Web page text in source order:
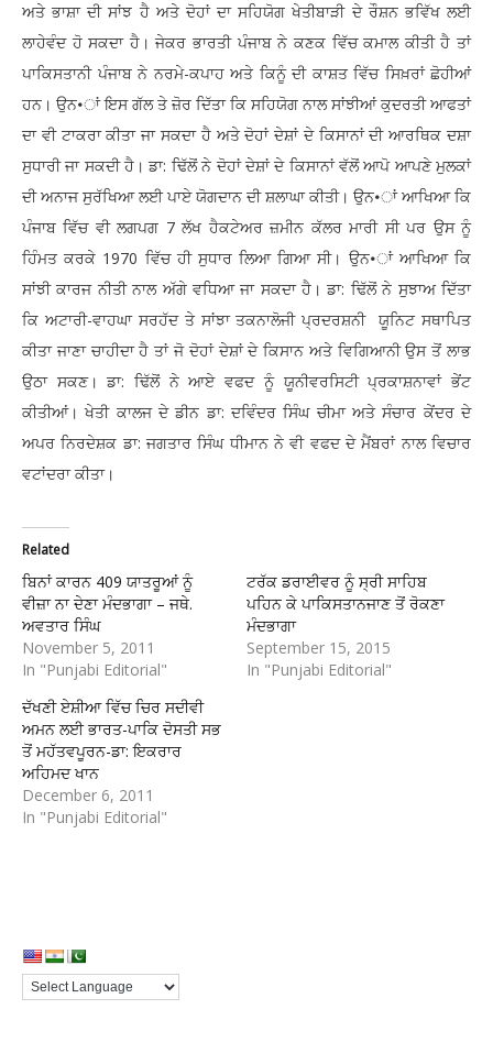
ਅਤੇ ਭਾਸ਼ਾ ਦੀ ਸਾਂਝ ਹੈ ਅਤੇ ਦੋਹਾਂ ਦਾ ਸਹਿਯੋਗ ਖੇਤੀਬਾੜੀ ਦੇ ਰੌਸ਼ਨ ਭਵਿੱਖ ਲਈ
ਲਾਹੇਵੰਦ ਹੋ ਸਕਦਾ ਹੈ। ਜੇਕਰ ਭਾਰਤੀ ਪੰਜਾਬ ਨੇ ਕਣਕ ਵਿੱਚ ਕਮਾਲ ਕੀਤੀ ਹੈ ਤਾਂ
ਪਾਕਿਸਤਾਨੀ ਪੰਜਾਬ ਨੇ ਨਰਮੇ-ਕਪਾਹ ਅਤੇ ਕਿਨੂੰ ਦੀ ਕਾਸ਼ਤ ਵਿੱਚ ਸਿਖ਼ਰਾਂ ਛੋਹੀਆਂ
ਹਨ। ਉਨ•ਾਂ ਇਸ ਗੱਲ ਤੇ ਜ਼ੋਰ ਦਿੱਤਾ ਕਿ ਸਹਿਯੋਗ ਨਾਲ ਸਾਂਝੀਆਂ ਕੁਦਰਤੀ ਆਫਤਾਂ
ਦਾ ਵੀ ਟਾਕਰਾ ਕੀਤਾ ਜਾ ਸਕਦਾ ਹੈ ਅਤੇ ਦੋਹਾਂ ਦੇਸ਼ਾਂ ਦੇ ਕਿਸਾਨਾਂ ਦੀ ਆਰਥਿਕ ਦਸ਼ਾ
ਸੁਧਾਰੀ ਜਾ ਸਕਦੀ ਹੈ। ਡਾ: ਢਿੱਲੋਂ ਨੇ ਦੋਹਾਂ ਦੇਸ਼ਾਂ ਦੇ ਕਿਸਾਨਾਂ ਵੱਲੋਂ ਆਪੋ ਆਪਣੇ ਮੁਲਕਾਂ
ਦੀ ਅਨਾਜ ਸੁਰੱਖਿਆ ਲਈ ਪਾਏ ਯੋਗਦਾਨ ਦੀ ਸ਼ਲਾਘਾ ਕੀਤੀ। ਉਨ•ਾਂ ਆਖਿਆ ਕਿ
ਪੰਜਾਬ ਵਿੱਚ ਵੀ ਲਗਪਗ 7 ਲੱਖ ਹੈਕਟੇਅਰ ਜ਼ਮੀਨ ਕੱਲਰ ਮਾਰੀ ਸੀ ਪਰ ਉਸ ਨੂੰ
ਹਿੰਮਤ ਕਰਕੇ 1970 ਵਿੱਚ ਹੀ ਸੁਧਾਰ ਲਿਆ ਗਿਆ ਸੀ। ਉਨ•ਾਂ ਆਖਿਆ ਕਿ
ਸਾਂਝੀ ਕਾਰਜ ਨੀਤੀ ਨਾਲ ਅੱਗੇ ਵਧਿਆ ਜਾ ਸਕਦਾ ਹੈ। ਡਾ: ਢਿੱਲੋਂ ਨੇ ਸੁਝਾਅ ਦਿੱਤਾ
ਕਿ ਅਟਾਰੀ-ਵਾਹਘਾ ਸਰਹੱਦ ਤੇ ਸਾਂਝਾ ਤਕਨਾਲੋਜੀ ਪ੍ਰਦਰਸ਼ਨੀ ਯੂਨਿਟ ਸਥਾਪਿਤ
ਕੀਤਾ ਜਾਣਾ ਚਾਹੀਦਾ ਹੈ ਤਾਂ ਜੋ ਦੋਹਾਂ ਦੇਸ਼ਾਂ ਦੇ ਕਿਸਾਨ ਅਤੇ ਵਿਗਿਆਨੀ ਉਸ ਤੋਂ ਲਾਭ
ਉਠਾ ਸਕਣ। ਡਾ: ਢਿੱਲੋਂ ਨੇ ਆਏ ਵਫਦ ਨੂੰ ਯੂਨੀਵਰਸਿਟੀ ਪ੍ਰਕਾਸ਼ਨਾਵਾਂ ਭੇਂਟ
ਕੀਤੀਆਂ। ਖੇਤੀ ਕਾਲਜ ਦੇ ਡੀਨ ਡਾ: ਦਵਿੰਦਰ ਸਿੰਘ ਚੀਮਾ ਅਤੇ ਸੰਚਾਰ ਕੇਂਦਰ ਦੇ
ਅਪਰ ਨਿਰਦੇਸ਼ਕ ਡਾ: ਜਗਤਾਰ ਸਿੰਘ ਧੀਮਾਨ ਨੇ ਵੀ ਵਫਦ ਦੇ ਮੈਂਬਰਾਂ ਨਾਲ ਵਿਚਾਰ
ਵਟਾਂਦਰਾ ਕੀਤਾ।
Related
ਬਿਨਾਂ ਕਾਰਨ 409 ਯਾਤਰੂਆਂ ਨੂੰ
ਵੀਜ਼ਾ ਨਾ ਦੇਣਾ ਮੰਦਭਾਗਾ – ਜਥੇ.
ਅਵਤਾਰ ਸਿੰਘ
November 5, 2011
In "Punjabi Editorial"
ਟਰੱਕ ਡਰਾਈਵਰ ਨੂੰ ਸ੍ਰੀ ਸਾਹਿਬ
ਪਹਿਨ ਕੇ ਪਾਕਿਸਤਾਨਜਾਣ ਤੋਂ ਰੋਕਣਾ
ਮੰਦਭਾਗਾ
September 15, 2015
In "Punjabi Editorial"
ਦੱਖਣੀ ਏਸ਼ੀਆ ਵਿੱਚ ਚਿਰ ਸਦੀਵੀ
ਅਮਨ ਲਈ ਭਾਰਤ-ਪਾਕਿ ਦੋਸਤੀ ਸਭ
ਤੋਂ ਮਹੱਤਵਪੂਰਨ-ਡਾ: ਇਕਰਾਰ
ਅਹਿਮਦ ਖਾਨ
December 6, 2011
In "Punjabi Editorial"